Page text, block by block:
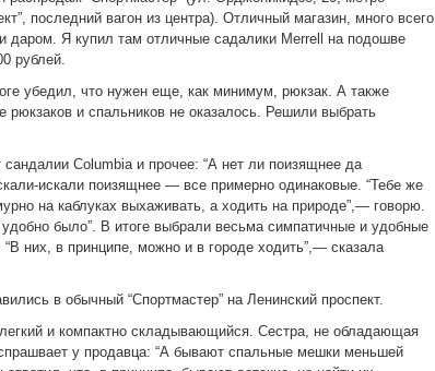
последний вагон из центра). Отличный магазин, много всего
даром. Я купил там отличные садалики Merrell на подошве
рублей.
убедил, что нужен еще, как минимум, рюкзак. А также
рюкзаков и спальников не оказалось. Решили выбрать
сандалии Columbia и прочее: “А нет ли поизящнее да
искали поизящнее — все примерно одинаковые. “Тебе же
на каблуках выхаживать, а ходить на природе”,— говорю.
удобно было”. В итоге выбрали весьма симпатичные и удобные
“В них, в принципе, можно и в городе ходить”,— сказала
в обычный “Спортмастер” на Ленинский проспект.
и компактно складывающийся. Сестра, не обладающая
у продавца: “А бывают спальные мешки меньшей